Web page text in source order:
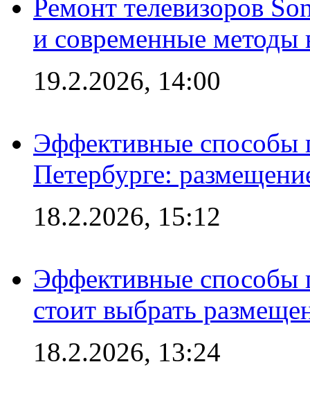
Ремонт телевизоров
и современные методы
19.2.2026, 14:00
Эффективные способы
Петербурге:
18.2.2026, 15:12
Эффективные способы
стоит выбрать
18.2.2026, 13:24